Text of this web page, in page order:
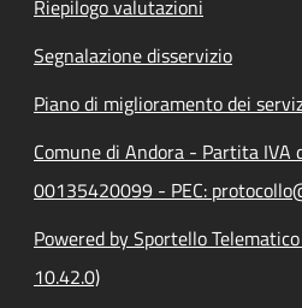
Riepilogo valutazioni
Segnalazione disservizio
Piano di miglioramento dei
Comune di Andora - Partita IVA
00135420099 - PEC:
Powered by Sportello
10.42.0)